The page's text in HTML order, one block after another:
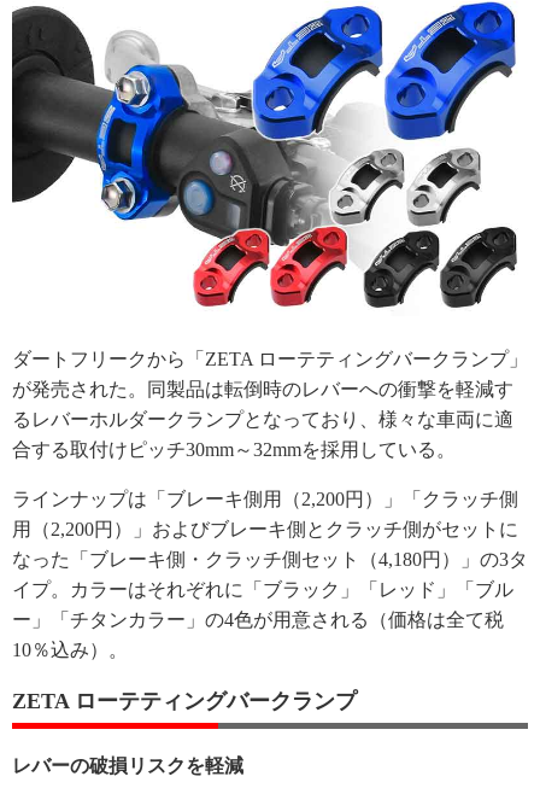
ダートフリークから「ZETA ローテティングバークランプ」
が発売された。同製品は転倒時のレバーへの衝撃を軽減す
るレバーホルダークランプとなっており、様々な車両に適
合する取付けピッチ30mm～32mmを採用している。
ラインナップは「ブレーキ側用（2,200円）」「クラッチ側
用（2,200円）」およびブレーキ側とクラッチ側がセットに
なった「ブレーキ側・クラッチ側セット（4,180円）」の3タ
イプ。カラーはそれぞれに「ブラック」「レッド」「ブル
ー」「チタンカラー」の4色が用意される（価格は全て税
10％込み）。
ZETA ローテティングバークランプ
レバーの破損リスクを軽減